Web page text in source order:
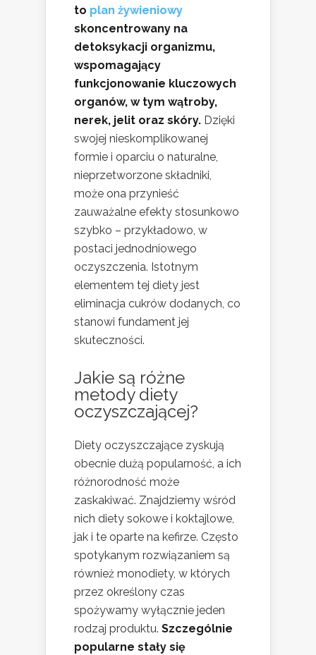
to plan żywieniowy
skoncentrowany na
detoksykacji organizmu,
wspomagający
funkcjonowanie kluczowych
organów, w tym wątroby,
nerek, jelit oraz skóry. Dzięki
swojej nieskomplikowanej
formie i oparciu o naturalne,
nieprzetworzone składniki,
może ona przynieść
zauważalne efekty stosunkowo
szybko – przykładowo, w
postaci jednodniowego
oczyszczenia. Istotnym
elementem tej diety jest
eliminacja cukrów dodanych, co
stanowi fundament jej
skuteczności.
Jakie są różne
metody diety
oczyszczającej?
Diety oczyszczające zyskują
obecnie dużą popularność, a ich
różnorodność może
zaskakiwać. Znajdziemy wśród
nich diety sokowe i koktajlowe,
jak i te oparte na kefirze. Często
spotykanym rozwiązaniem są
również monodiety, w których
przez określony czas
spożywamy wyłącznie jeden
rodzaj produktu. Szczególnie
popularne stały się